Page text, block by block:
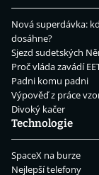
Nová superdávka:
dosáhne?
Sjezd sudetských
Proč vláda zavádí
Padni komu padni
Výpověď z práce
Divoký kačer
Technologie
SpaceX na burze
Nejlepší telefony